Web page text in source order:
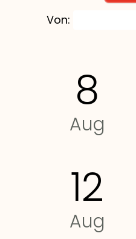
Von:
8
Aug
12
Aug